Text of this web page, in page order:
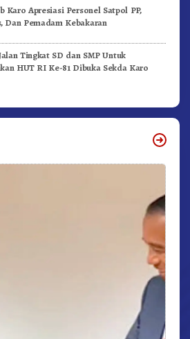
Karo Apresiasi Personel Satpol PP,
Dan Pemadam Kebakaran
Tingkat SD dan SMP Untuk
HUT RI Ke-81 Dibuka Sekda Karo